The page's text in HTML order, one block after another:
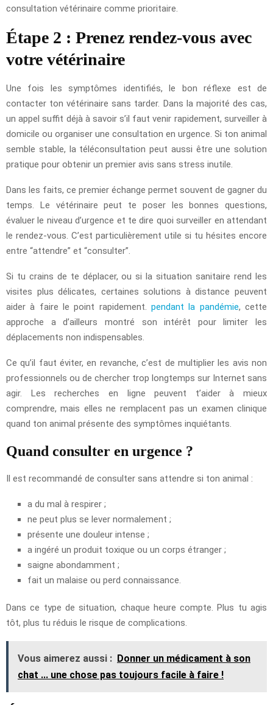
consultation vétérinaire comme prioritaire.
Étape 2 : Prenez rendez-vous avec
votre vétérinaire
Une fois les symptômes identifiés, le bon réflexe est de
contacter ton vétérinaire sans tarder. Dans la majorité des cas,
un appel suffit déjà à savoir s’il faut venir rapidement, surveiller à
domicile ou organiser une consultation en urgence. Si ton animal
semble stable, la téléconsultation peut aussi être une solution
pratique pour obtenir un premier avis sans stress inutile.
Dans les faits, ce premier échange permet souvent de gagner du
temps. Le vétérinaire peut te poser les bonnes questions,
évaluer le niveau d’urgence et te dire quoi surveiller en attendant
le rendez-vous. C’est particulièrement utile si tu hésites encore
entre “attendre” et “consulter”.
Si tu crains de te déplacer, ou si la situation sanitaire rend les
visites plus délicates, certaines solutions à distance peuvent
aider à faire le point rapidement. pendant la pandémie, cette
approche a d’ailleurs montré son intérêt pour limiter les
déplacements non indispensables.
Ce qu’il faut éviter, en revanche, c’est de multiplier les avis non
professionnels ou de chercher trop longtemps sur Internet sans
agir. Les recherches en ligne peuvent t’aider à mieux
comprendre, mais elles ne remplacent pas un examen clinique
quand ton animal présente des symptômes inquiétants.
Quand consulter en urgence ?
Il est recommandé de consulter sans attendre si ton animal :
a du mal à respirer ;
ne peut plus se lever normalement ;
présente une douleur intense ;
a ingéré un produit toxique ou un corps étranger ;
saigne abondamment ;
fait un malaise ou perd connaissance.
Dans ce type de situation, chaque heure compte. Plus tu agis
tôt, plus tu réduis le risque de complications.
Vous aimerez aussi : Donner un médicament à son
chat ... une chose pas toujours facile à faire !